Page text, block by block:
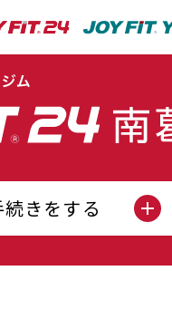
きをする